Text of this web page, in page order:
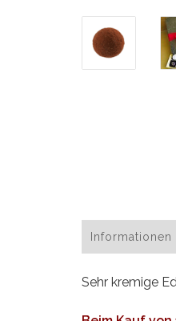
Informationen
Sehr kremige